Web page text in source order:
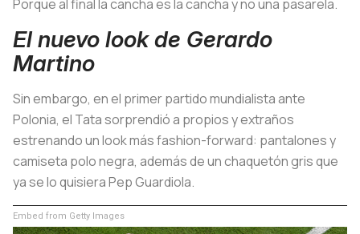
Porque al final la cancha es la cancha y no una pasarela.
El nuevo look de Gerardo
Martino
Sin embargo, en el primer partido mundialista ante
Polonia, el Tata sorprendió a propios y extraños
estrenando un look más fashion-forward: pantalones y
camiseta polo negra, además de un chaquetón gris que
ya se lo quisiera Pep Guardiola.
Embed from Getty Images